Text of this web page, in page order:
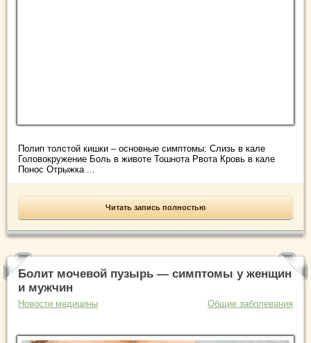
Полип толстой кишки – основные симптомы: Слизь в кале
Головокружение Боль в животе Тошнота Рвота Кровь в кале
Понос Отрыжка ...
Читать запись полностью
Болит мочевой пузырь — симптомы у женщин
и мужчин
Новости медицины Общие заболевания